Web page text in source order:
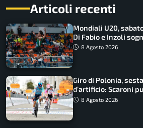
Articoli recenti
Mondiali U20,
Di Fabio e Inzoli
Castellani e Succo in
8 Agosto 2026
Giro di Polonia,
d’artificio: Scaroni
maglia di Lemmen
8 Agosto 2026